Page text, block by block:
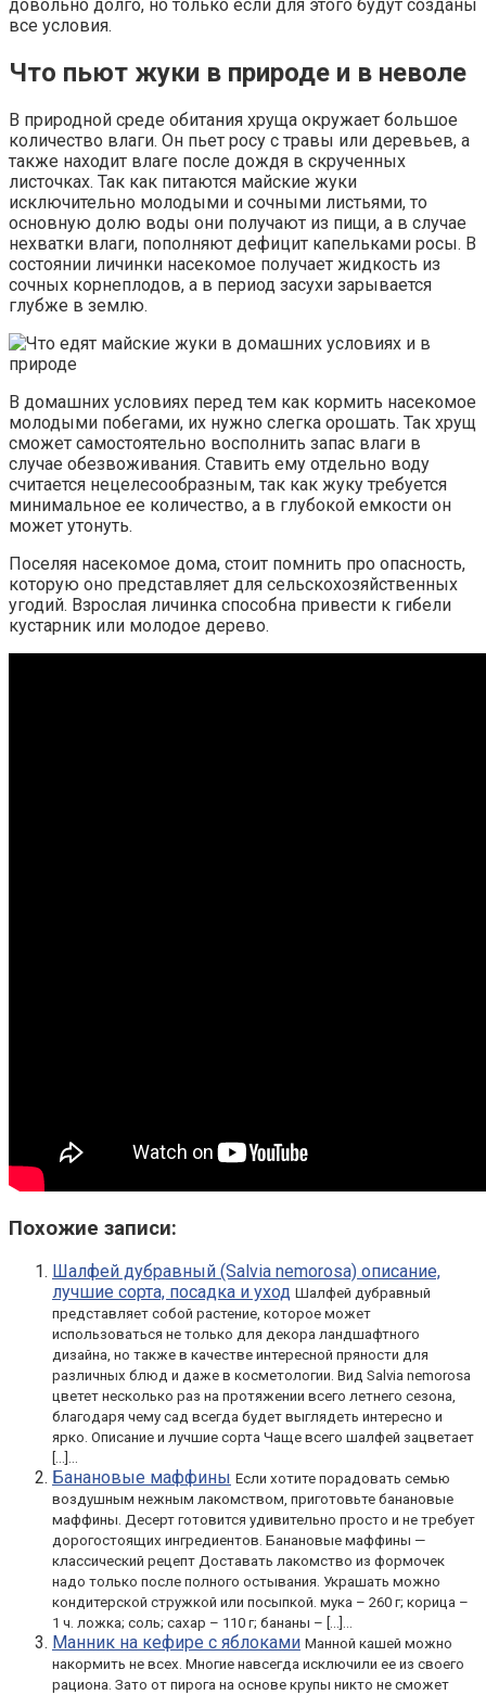
довольно долго, но только если для этого будут созданы
все условия.
Что пьют жуки в природе и в неволе
В природной среде обитания хруща окружает большое
количество влаги. Он пьет росу с травы или деревьев, а
также находит влаге после дождя в скрученных
листочках. Так как питаются майские жуки
исключительно молодыми и сочными листьями, то
основную долю воды они получают из пищи, а в случае
нехватки влаги, пополняют дефицит капельками росы. В
состоянии личинки насекомое получает жидкость из
сочных корнеплодов, а в период засухи зарывается
глубже в землю.
В домашних условиях перед тем как кормить насекомое
молодыми побегами, их нужно слегка орошать. Так хрущ
сможет самостоятельно восполнить запас влаги в
случае обезвоживания. Ставить ему отдельно воду
считается нецелесообразным, так как жуку требуется
минимальное ее количество, а в глубокой емкости он
может утонуть.
Поселяя насекомое дома, стоит помнить про опасность,
которую оно представляет для сельскохозяйственных
угодий. Взрослая личинка способна привести к гибели
кустарник или молодое дерево.
Похожие записи:
Шалфей дубравный (Salvia nemorosa) описание,
лучшие сорта, посадка и уход Шалфей дубравный
представляет собой растение, которое может
использоваться не только для декора ландшафтного
дизайна, но также в качестве интересной пряности для
различных блюд и даже в косметологии. Вид Salvia nemorosa
цветет несколько раз на протяжении всего летнего сезона,
благодаря чему сад всегда будет выглядеть интересно и
ярко. Описание и лучшие сорта Чаще всего шалфей зацветает
[…]...
Банановые маффины Если хотите порадовать семью
воздушным нежным лакомством, приготовьте банановые
маффины. Десерт готовится удивительно просто и не требует
дорогостоящих ингредиентов. Банановые маффины —
классический рецепт Доставать лакомство из формочек
надо только после полного остывания. Украшать можно
кондитерской стружкой или посыпкой. мука – 260 г; корица –
1 ч. ложка; соль; сахар – 110 г; бананы – […]...
Манник на кефире с яблоками Манной кашей можно
накормить не всех. Многие навсегда исключили ее из своего
рациона. Зато от пирога на основе крупы никто не сможет